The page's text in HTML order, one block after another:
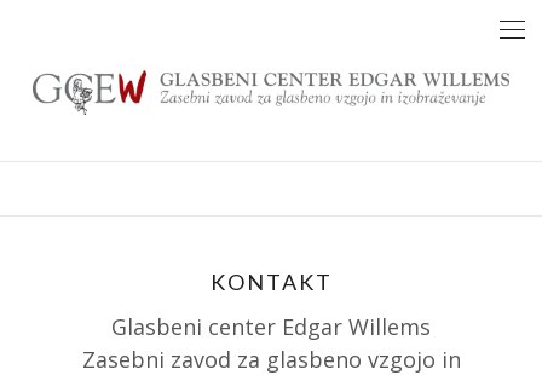
content
KONTAKT
Glasbeni center Edgar Willems
Zasebni zavod za glasbeno vzgojo in